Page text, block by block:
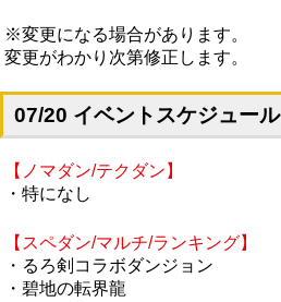
※変更になる場合があります。
変更がわかり次第修正します。
07/20 イベントスケジュール
【ノマダン/テクダン】
・特になし
【スペダン/マルチ/ランキング】
・るろ剣コラボダンジョン
・碧地の転界龍